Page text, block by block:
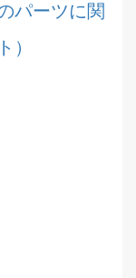
パーツに関
）